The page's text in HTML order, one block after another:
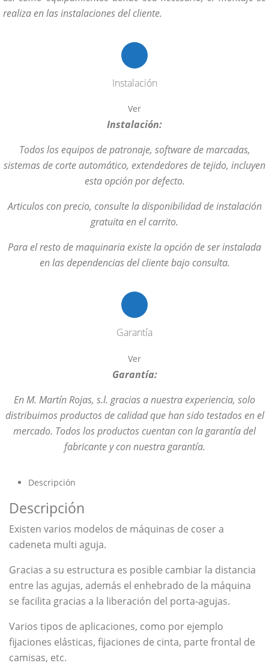
realiza en las instalaciones del cliente.
Instalación
Ver
Instalación:
Todos los equipos de patronaje, software de marcadas,
sistemas de corte automático, extendedores de tejido, incluyen
esta opción por defecto.
Articulos con precio, consulte la disponibilidad de instalación
gratuita en el carrito.
Para el resto de maquinaria existe la opción de ser instalada
en las dependencias del cliente bajo consulta.
Garantía
Ver
Garantía:
En M. Martín Rojas, s.l. gracias a nuestra experiencia, solo
distribuimos productos de calidad que han sido testados en el
mercado. Todos los productos cuentan con la garantía del
fabricante y con nuestra garantía.
Descripción
Descripción
Existen varios modelos de máquinas de coser a
cadeneta multi aguja.
Gracias a su estructura es posible cambiar la distancia
entre las agujas, además el enhebrado de la máquina
se facilita gracias a la liberación del porta-agujas.
Varios tipos de aplicaciones, como por ejemplo
fijaciones elásticas, fijaciones de cinta, parte frontal de
camisas, etc.